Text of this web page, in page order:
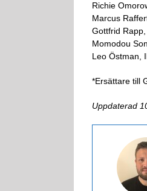
Richie
Marcus
Gottfrid
Momodou
Leo Östman,
*Ersättare till
Uppdaterad